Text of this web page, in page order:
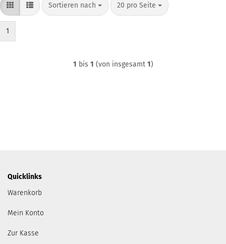
Sortieren nach
Sortieren nach 20 pro Seite
pro Seite
1
1 bis 1 (von insgesamt 1)
Quicklinks
Warenkorb
Mein Konto
Zur Kasse